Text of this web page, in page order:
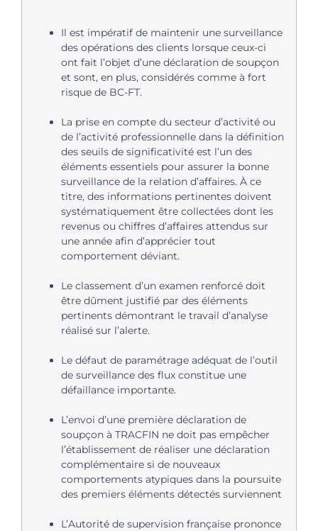
Il est impératif de maintenir une surveillance
des opérations des clients lorsque ceux-ci
ont fait l’objet d’une déclaration de soupçon
et sont, en plus, considérés comme à fort
risque de BC-FT.
La prise en compte du secteur d’activité ou
de l’activité professionnelle dans la définition
des seuils de significativité est l’un des
éléments essentiels pour assurer la bonne
surveillance de la relation d’affaires. À ce
titre, des informations pertinentes doivent
systématiquement être collectées dont les
revenus ou chiffres d’affaires attendus sur
une année afin d’apprécier tout
comportement déviant.
Le classement d’un examen renforcé doit
être dûment justifié par des éléments
pertinents démontrant le travail d’analyse
réalisé sur l’alerte.
Le défaut de paramétrage adéquat de l’outil
de surveillance des flux constitue une
défaillance importante.
L’envoi d’une première déclaration de
soupçon à TRACFIN ne doit pas empêcher
l’établissement de réaliser une déclaration
complémentaire si de nouveaux
comportements atypiques dans la poursuite
des premiers éléments détectés surviennent
L’Autorité de supervision française prononce